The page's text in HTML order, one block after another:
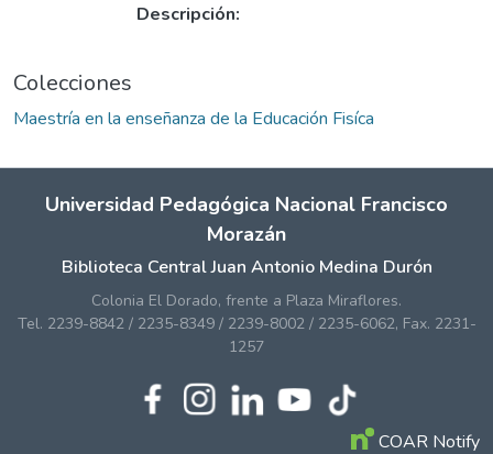
Descripción:
Colecciones
Maestría en la enseñanza de la Educación Fisíca
Universidad Pedagógica Nacional Francisco
Morazán
Biblioteca Central Juan Antonio Medina Durón
Colonia El Dorado, frente a Plaza Miraflores.
Tel. 2239-8842 / 2235-8349 / 2239-8002 / 2235-6062, Fax. 2231-
1257
COAR Notify